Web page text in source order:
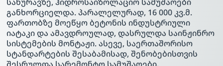
განხორციელდა. პარალელურად, 16 000 კვ.მ.
ფართობზე მოეწყო ბეტონის ინდუსტრიული
იატაკი და ამავდროულად, დასრულდა საინჟინრო
სისტემების მონტაჟი. ასევე, საერთაშორისო
სტანდარტების შესაბამისად, შენობებისთვის